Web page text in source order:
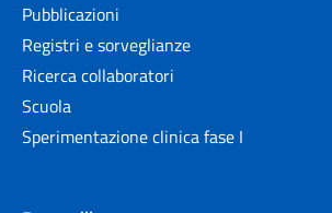
Pubblicazioni
Registri e sorveglianze
Ricerca collaboratori
Scuola
Sperimentazione clinica fase I